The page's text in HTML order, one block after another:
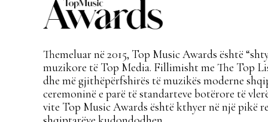
Themeluar në 2015, Top Music Awards është
muzikore të Top Media. Fillimisht me The Top
dhe më gjithëpërfshirës të muzikës moderne
ceremoninë e parë të standarteve botërore të
vite Top Music Awards është kthyer në një pikë